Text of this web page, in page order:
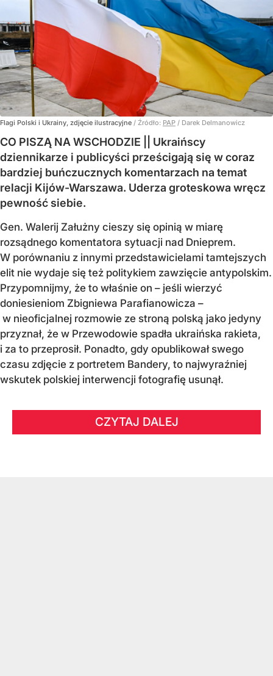
Flagi Polski i Ukrainy, zdjęcie ilustracyjne / Źródło: PAP / Darek Delmanowicz
CO PISZĄ NA WSCHODZIE || Ukraińscy
dziennikarze i publicyści prześcigają się w coraz
bardziej buńczucznych komentarzach na temat
relacji Kijów-Warszawa. Uderza groteskowa wręcz
pewność siebie.
Gen. Walerij Załużny cieszy się opinią w miarę
rozsądnego komentatora sytuacji nad Dnieprem.
W porównaniu z innymi przedstawicielami tamtejszych
elit nie wydaje się też politykiem zawzięcie antypolskim.
Przypomnijmy, że to właśnie on – jeśli wierzyć
doniesieniom Zbigniewa Parafianowicza –
w nieoficjalnej rozmowie ze stroną polską jako jedyny
przyznał, że w Przewodowie spadła ukraińska rakieta,
i za to przeprosił. Ponadto, gdy opublikował swego
czasu zdjęcie z portretem Bandery, to najwyraźniej
wskutek polskiej interwencji fotografię usunął.
CZYTAJ DALEJ